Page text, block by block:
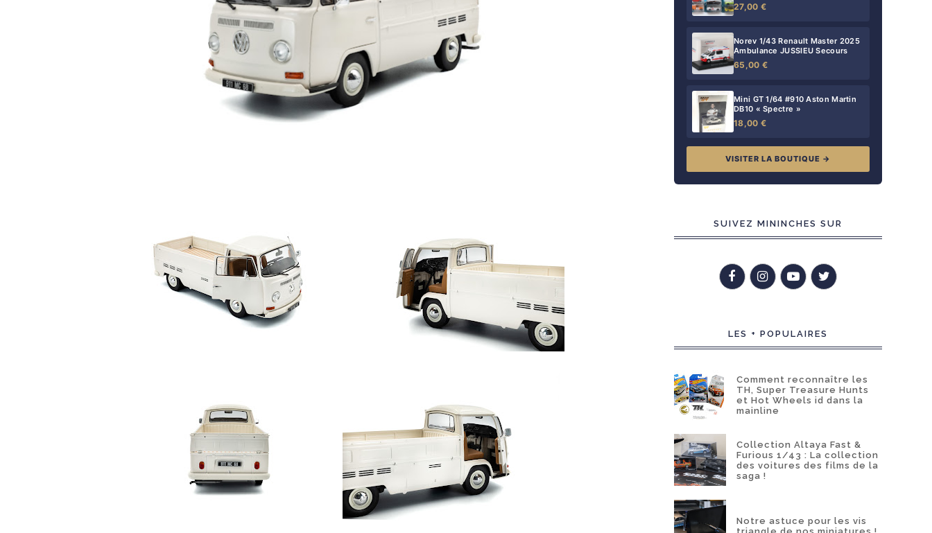
27,00 €
Norev 1/43 Renault Master 2025
Ambulance JUSSIEU Secours
65,00 €
Mini GT 1/64 #910 Aston Martin
DB10 « Spectre »
18,00 €
VISITER LA BOUTIQUE →
SUIVEZ MININCHES SUR
LES + POPULAIRES
Comment reconnaître les
TH, Super Treasure Hunts
et Hot Wheels id dans la
mainline
Collection Altaya Fast &
Furious 1/43 : La collection
des voitures des films de la
saga !
Notre astuce pour les vis
triangle de nos miniatures !